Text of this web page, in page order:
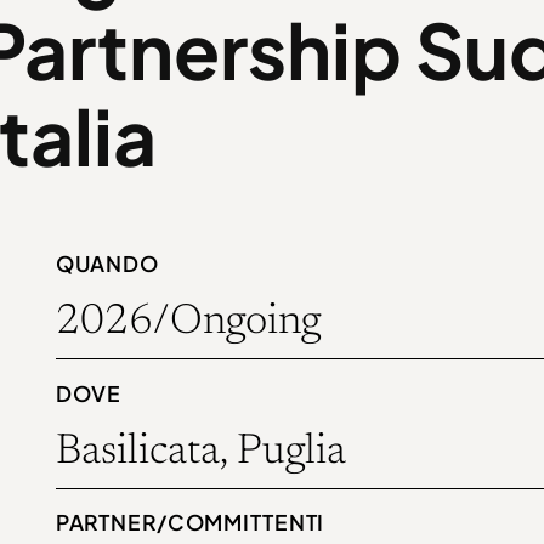
QUANDO
2026/Ongoing
DOVE
Basilicata, Puglia
PARTNER/COMMITTENTI